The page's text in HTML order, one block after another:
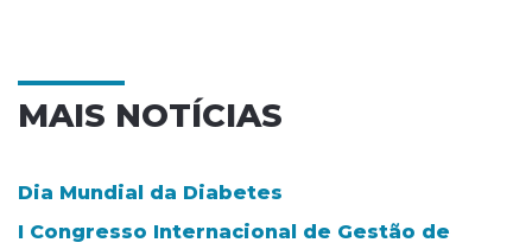
MAIS NOTÍCIAS
Dia Mundial da Diabetes
I Congresso Internacional de Gestão de